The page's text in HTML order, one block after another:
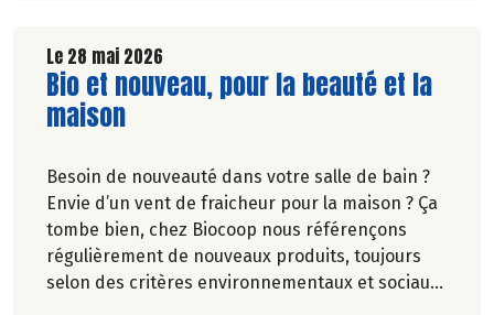
Le 28 mai 2026
Lire la suite de l'article
Bio et nouveau, pour la beauté et la
maison
Besoin de nouveauté dans votre salle de bain ?
Envie d’un vent de fraicheur pour la maison ? Ça
tombe bien, chez Biocoop nous référençons
régulièrement de nouveaux produits, toujours
selon des critères environnementaux et sociaux